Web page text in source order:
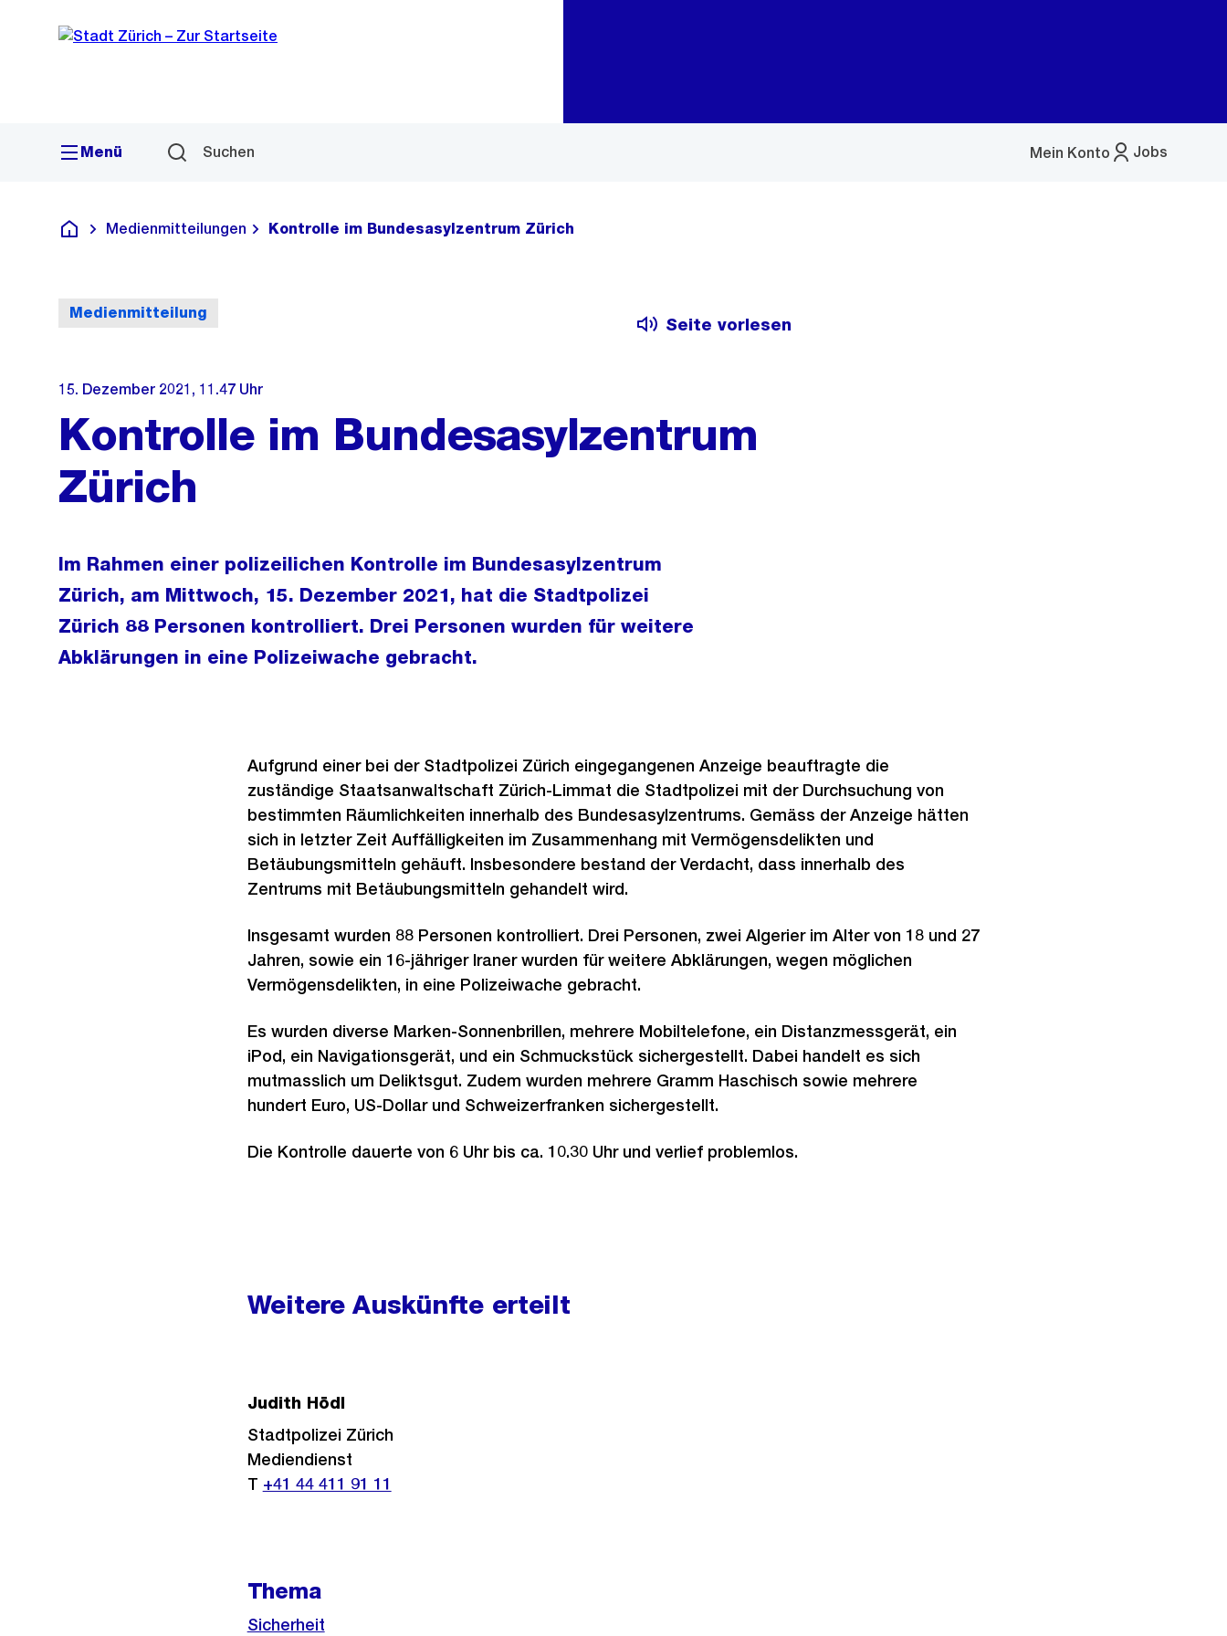
Navigation
Sprunglink
Menü Suchen Jobs
Mein Konto
Menü
Deutsch
Medienmitteilungen Kontrolle im Bundesasylzentrum Zürich
Medienmitteilung
Seite vorlesen
15. Dezember 2021, 11.47 Uhr
Kontrolle im Bundesasylzentrum
Zürich
Im Rahmen einer polizeilichen Kontrolle im Bundesasylzentrum
Zürich, am Mittwoch, 15. Dezember 2021, hat die Stadtpolizei
Zürich 88 Personen kontrolliert. Drei Personen wurden für weitere
Abklärungen in eine Polizeiwache gebracht.
Aufgrund einer bei der Stadtpolizei Zürich eingegangenen Anzeige beauftragte die
zuständige Staatsanwaltschaft Zürich-Limmat die Stadtpolizei mit der Durchsuchung von
bestimmten Räumlichkeiten innerhalb des Bundesasylzentrums. Gemäss der Anzeige hätten
sich in letzter Zeit Auffälligkeiten im Zusammenhang mit Vermögensdelikten und
Betäubungsmitteln gehäuft. Insbesondere bestand der Verdacht, dass innerhalb des
Zentrums mit Betäubungsmitteln gehandelt wird.
Insgesamt wurden 88 Personen kontrolliert. Drei Personen, zwei Algerier im Alter von 18 und 27
Jahren, sowie ein 16-jähriger Iraner wurden für weitere Abklärungen, wegen möglichen
Vermögensdelikten, in eine Polizeiwache gebracht.
Es wurden diverse Marken-Sonnenbrillen, mehrere Mobiltelefone, ein Distanzmessgerät, ein
iPod, ein Navigationsgerät, und ein Schmuckstück sichergestellt. Dabei handelt es sich
mutmasslich um Deliktsgut. Zudem wurden mehrere Gramm Haschisch sowie mehrere
hundert Euro, US-Dollar und Schweizerfranken sichergestellt.
Die Kontrolle dauerte von 6 Uhr bis ca. 10.30 Uhr und verlief problemlos.
Weitere Auskünfte erteilt
Judith Hödl
Stadtpolizei Zürich
Mediendienst
T +41 44 411 91 11
Thema
Sicherheit